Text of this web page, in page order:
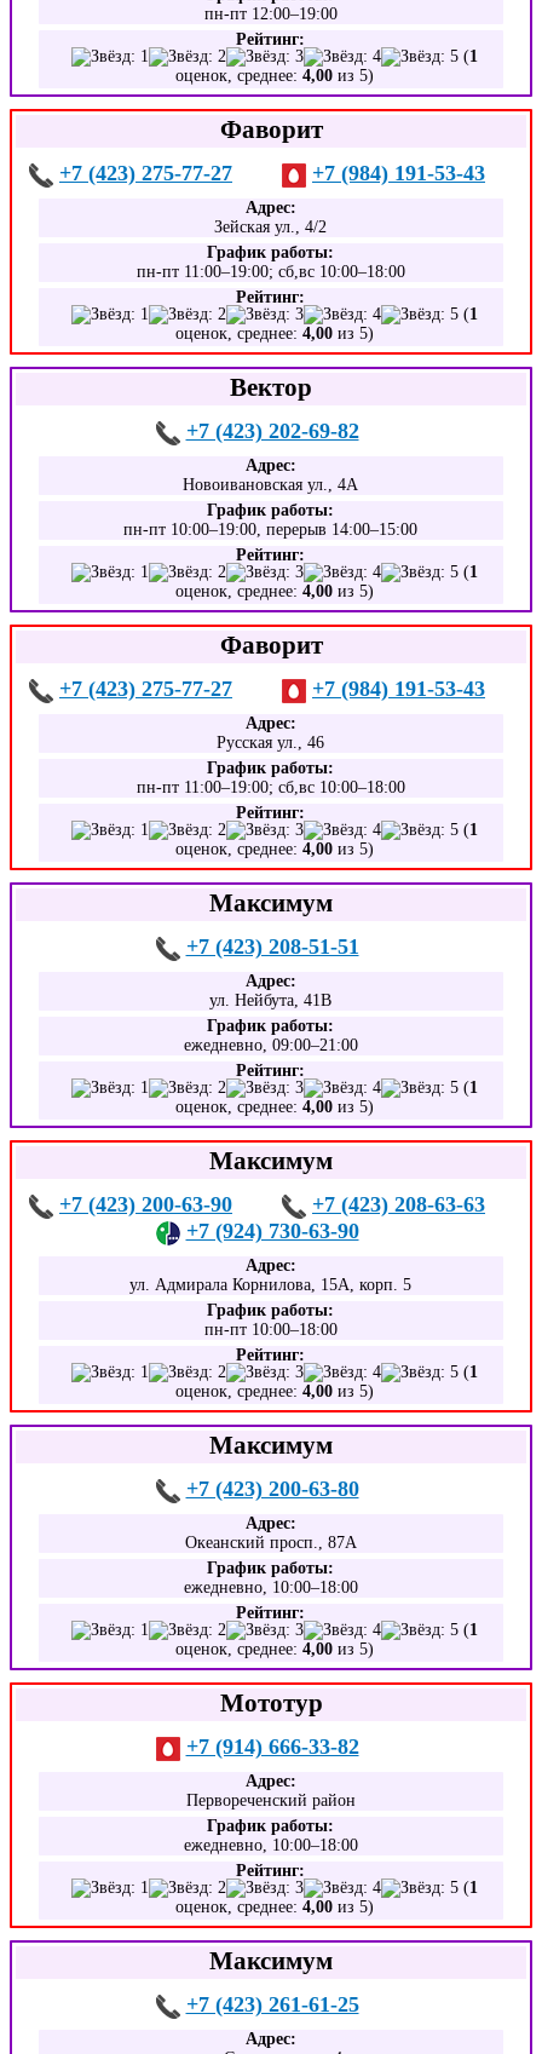
пн-пт 12:00–19:00
Рейтинг:
(1
оценок, среднее:4,00 из 5)
Фаворит
+7 (423) 275-77-27 +7 (984) 191-53-43
Адрес:
Зейская ул., 4/2
График работы:
пн-пт 11:00–19:00; сб,вс 10:00–18:00
Рейтинг:
(1
оценок, среднее:4,00 из 5)
Вектор
+7 (423) 202-69-82
Адрес:
Новоивановская ул., 4А
График работы:
пн-пт 10:00–19:00, перерыв 14:00–15:00
Рейтинг:
(1
оценок, среднее:4,00 из 5)
Фаворит
+7 (423) 275-77-27 +7 (984) 191-53-43
Адрес:
Русская ул., 46
График работы:
пн-пт 11:00–19:00; сб,вс 10:00–18:00
Рейтинг:
(1
оценок, среднее:4,00 из 5)
Максимум
+7 (423) 208-51-51
Адрес:
ул. Нейбута, 41В
График работы:
ежедневно, 09:00–21:00
Рейтинг:
(1
оценок, среднее:4,00 из 5)
Максимум
+7 (423) 200-63-90
+7 (423) 208-63-63
+7 (924) 730-63-90
Адрес:
ул. Адмирала Корнилова, 15А, корп. 5
График работы:
пн-пт 10:00–18:00
Рейтинг:
(1
оценок, среднее:4,00 из 5)
Максимум
+7 (423) 200-63-80
Адрес:
Океанский просп., 87А
График работы:
ежедневно, 10:00–18:00
Рейтинг:
(1
оценок, среднее:4,00 из 5)
Мототур
+7 (914) 666-33-82
Адрес:
Первореченский район
График работы:
ежедневно, 10:00–18:00
Рейтинг:
(1
оценок, среднее:4,00 из 5)
Максимум
+7 (423) 261-61-25
Адрес: